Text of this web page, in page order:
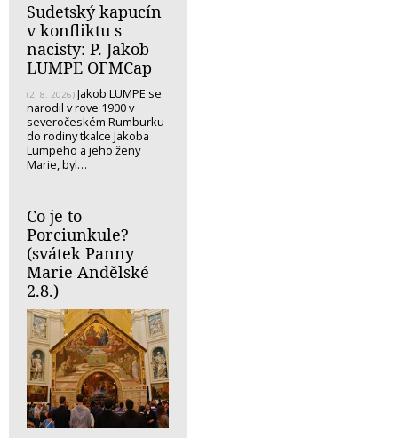
Sudetský kapucín
v konfliktu s
nacisty: P. Jakob
LUMPE OFMCap
(2. 8. 2026) Jakob LUMPE se
narodil v rove 1900 v
severočeském Rumburku
do rodiny tkalce Jakoba
Lumpeho a jeho ženy
Marie, byl…
Co je to
Porciunkule?
(svátek Panny
Marie Andělské
2.8.)